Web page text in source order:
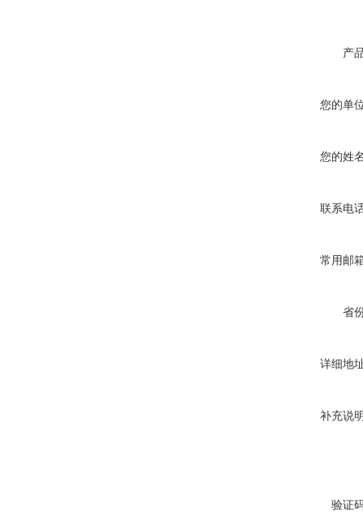
产
您的单
您的姓
联系电
常用邮
省
详细地
补充说
验证